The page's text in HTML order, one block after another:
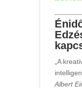
„A
Albert